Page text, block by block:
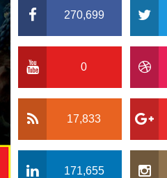
270,699
0
17,833
171,655